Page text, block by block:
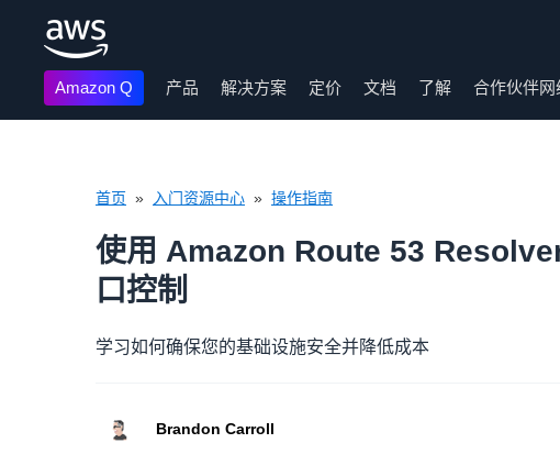
Amazon Q 产品 解决方案 定价 文档 了解 合作伙伴网
首页 » 入门资源中心 » 操作指南
使用 Amazon Route 53
口控制
学习如何确保您的基础设施安全并降低成本
Brandon Carroll